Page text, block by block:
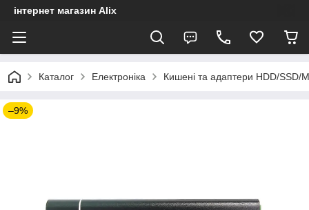
інтернет магазин Alix
Каталог Електроніка Кишені та адаптери HDD/SSD/
–9%